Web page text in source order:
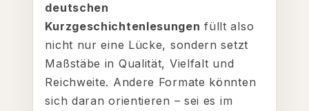
deutschen
Kurzgeschichtenlesungen füllt also
nicht nur eine Lücke, sondern setzt
Maßstäbe in Qualität, Vielfalt und
Reichweite. Andere Formate könnten
sich daran orientieren – sei es im